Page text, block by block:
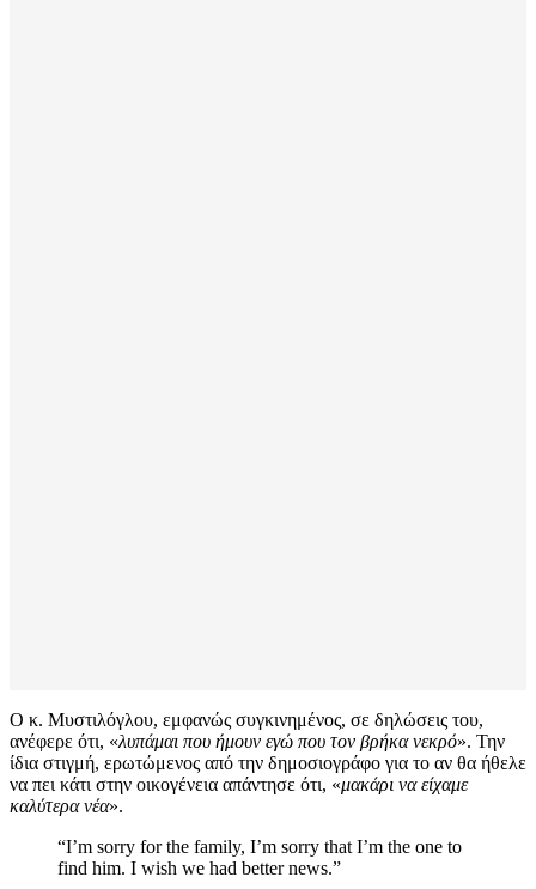
Ο κ. Μυστιλόγλου, εμφανώς συγκινημένος, σε δηλώσεις του,
ανέφερε ότι, «λυπάμαι που ήμουν εγώ που τον βρήκα νεκρό». Την
ίδια στιγμή, ερωτώμενος από την δημοσιογράφο για το αν θα ήθελε
να πει κάτι στην οικογένεια απάντησε ότι, «μακάρι να είχαμε
καλύτερα νέα».
“I’m sorry for the family, I’m sorry that I’m the one to
find him. I wish we had better news.”